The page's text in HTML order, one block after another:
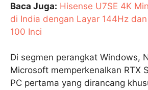
Baca Juga: Hisense U7SE 4K
di India dengan Layar 144Hz
100 Inci
Di segmen perangkat Windows,
Microsoft memperkenalkan RTX
PC pertama yang dirancang